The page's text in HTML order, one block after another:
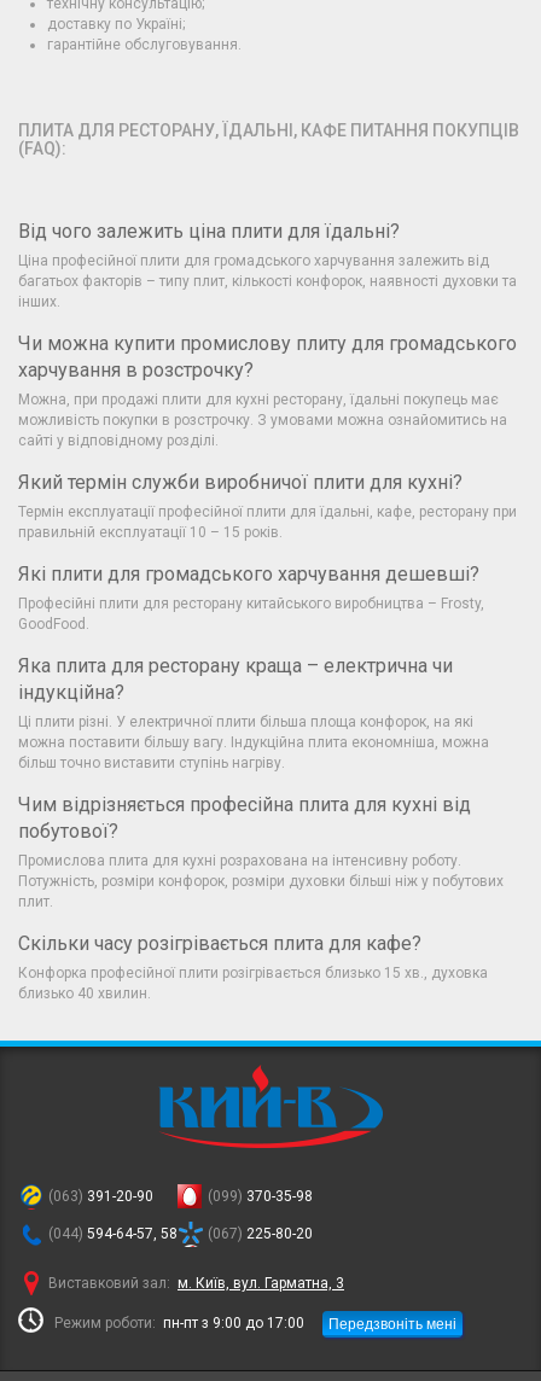
технічну консультацію;
доставку по Україні;
гарантійне обслуговування.
ПЛИТА ДЛЯ РЕСТОРАНУ, ЇДАЛЬНІ, КАФЕ ПИТАННЯ ПОКУПЦІВ
(FAQ):
Від чого залежить ціна плити для їдальні?
Ціна професійної плити для громадського харчування залежить від
багатьох факторів – типу плит, кількості конфорок, наявності духовки та
інших.
Чи можна купити промислову плиту для громадського
харчування в розстрочку?
Можна, при продажі плити для кухні ресторану, їдальні покупець має
можливість покупки в розстрочку. З умовами можна ознайомитись на
сайті у відповідному розділі.
Який термін служби виробничої плити для кухні?
Термін експлуатації професійної плити для їдальні, кафе, ресторану при
правильній експлуатації 10 – 15 років.
Які плити для громадського харчування дешевші?
Професійні плити для ресторану китайського виробництва – Frosty,
GoodFood.
Яка плита для ресторану краща – електрична чи
індукційна?
Ці плити різні. У електричної плити більша площа конфорок, на які
можна поставити більшу вагу. Індукційна плита економніша, можна
більш точно виставити ступінь нагріву.
Чим відрізняється професійна плита для кухні від
побутової?
Промислова плита для кухні розрахована на інтенсивну роботу.
Потужність, розміри конфорок, розміри духовки більші ніж у побутових
плит.
Скільки часу розігрівається плита для кафе?
Конфорка професійної плити розігрівається близько 15 хв., духовка
близько 40 хвилин.
(063) 391-20-90
(044) 594-64-57, 58
(099) 370-35-98
(067) 225-80-20
Виставковий зал: м. Київ, вул. Гарматна, 3
Режим роботи: пн-пт з 9:00 до 17:00 Передзвоніть мені